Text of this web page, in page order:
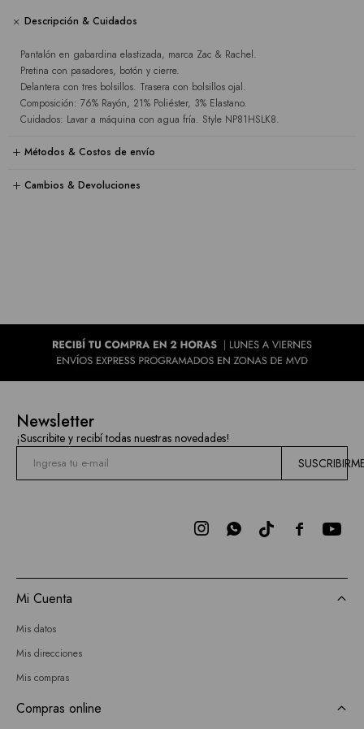
Descripción & Cuidados
Pantalón en gabardina elastizada, marca Zac & Rachel.
Pretina con pasadores, botón y cierre.
Delantera con tres bolsillos. Trasera con bolsillos ojal.
Composición: 76% Rayón, 21% Poliéster, 3% Elastano.
Cuidados: Lavar a máquina con agua fría. Style NP81HSLK8.
Métodos & Costos de envío
Cambios & Devoluciones
Newsletter
¡Suscribite y recibí todas nuestras novedades!

 
Mi Cuenta
Mis datos
Mis direcciones
Mis compras
Compras online